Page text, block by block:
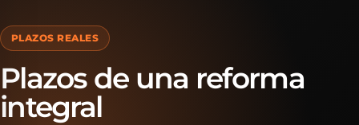
PLAZOS REALES
Plazos de una reforma
integral